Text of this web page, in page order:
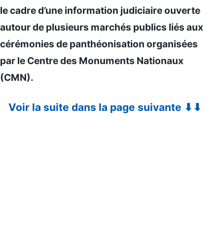
le cadre d’une information judiciaire ouverte
autour de plusieurs marchés publics liés aux
cérémonies de panthéonisation organisées
par le Centre des Monuments Nationaux
(CMN).
Voir la suite dans la page suivante ⬇⬇